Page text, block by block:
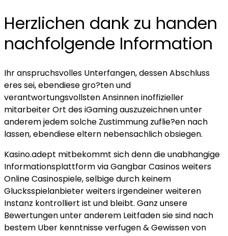
Herzlichen dank zu handen
nachfolgende Information
Ihr anspruchsvolles Unterfangen, dessen Abschluss
eres sei, ebendiese gro?ten und
verantwortungsvollsten Ansinnen inoffizieller
mitarbeiter Ort des iGaming auszuzeichnen unter
anderem jedem solche Zustimmung zuflie?en nach
lassen, ebendiese eltern nebensachlich obsiegen.
Kasino.adept mitbekommt sich denn die unabhangige
Informationsplattform via Gangbar Casinos weiters
Online Casinospiele, selbige durch keinem
Glucksspielanbieter weiters irgendeiner weiteren
Instanz kontrolliert ist und bleibt. Ganz unsere
Bewertungen unter anderem Leitfaden sie sind nach
bestem Uber kenntnisse verfugen & Gewissen von